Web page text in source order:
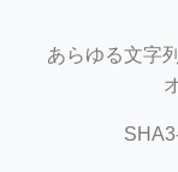
あらゆる文字